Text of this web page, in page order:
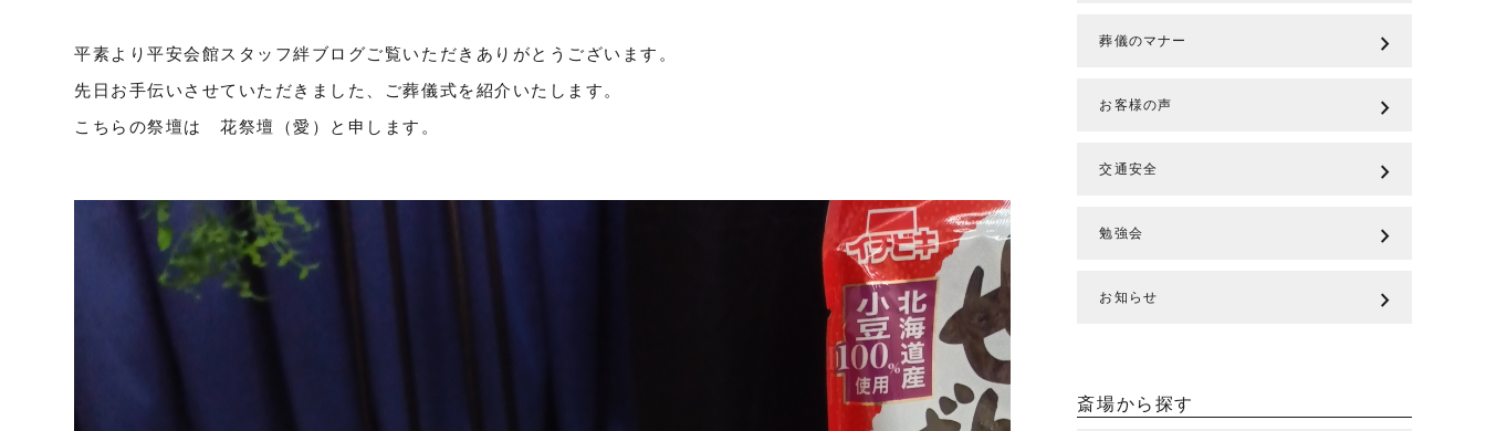
平素より平安会館スタッフ絆ブログご覧いただきありがとうございます。
先日お手伝いさせていただきました、ご葬儀式を紹介いたします。
こちらの祭壇は 花祭壇（愛）と申します。
葬儀のマナー chevron_right
お客様の声 chevron_right
交通安全 chevron_right
勉強会 chevron_right
お知らせ chevron_right
斎場から探す